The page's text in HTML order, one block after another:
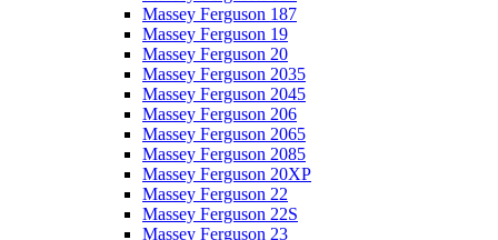
Massey Ferguson 187
Massey Ferguson 19
Massey Ferguson 20
Massey Ferguson 2035
Massey Ferguson 2045
Massey Ferguson 206
Massey Ferguson 2065
Massey Ferguson 2085
Massey Ferguson 20XP
Massey Ferguson 22
Massey Ferguson 22S
Massey Ferguson 23